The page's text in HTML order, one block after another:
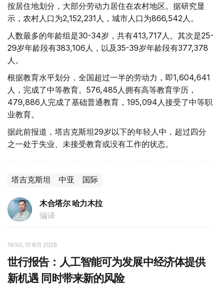
按居住地划分，大部分劳动力居住在农村地区。据研究显
示，农村人口为2,152,231人，城市人口为866,542人。
人数最多的年龄组是30-34岁，共有413,717人。其次是25-
29岁年龄段有383,106人，以及35-39岁年龄段有377,378
人。
根据教育水平划分，全国超过一半的劳动力，即1,604,641
人，完成了中等教育。576,485人拥有高等教育学历，
479,886人完成了基础普通教育，195,094人接受了中等职
业教育。
据此前报道，塔吉克斯坦29岁以下的年轻人中，超过四分
之一处于失业、未接受教育或没有工作的状态。
塔吉克斯坦 中亚 国际
木合塔尔 哈力木拉
编译
19:50, 10 8月 2026
世行报告：人工智能可为发展中经济体提供
新机遇 同时带来新的风险